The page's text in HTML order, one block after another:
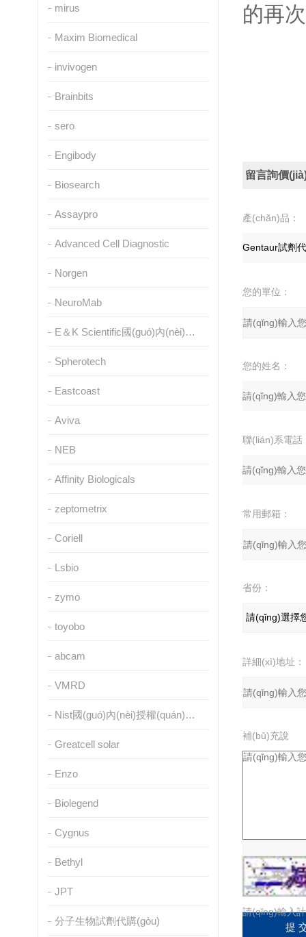
mirus
Maxim Biomedical
invivogen
Brainbits
sero
Engibody
Biosearch
Assaypro
Advanced Cell Diagnostic
Norgen
NeuroMab
E＆K Scientific國(guó)內(nèi)授權(quán)代理
Spherotech
Eastcoast
Aviva
NEB
Affinity Biologicals
zeptometrix
Coriell
Lsbio
zymo
toyobo
abcam
VMRD
Nist國(guó)內(nèi)授權(quán)代理
Greatcell solar
Enzo
Biolegend
Cygnus
Bethyl
JPT
分子生物試劑代購(gòu)
的再次
留言詢價
產(chǎn)品：
您的單位：
您的姓名：
聯(lián)系電話
常用郵箱：
省份：
詳細(xì)地址：
補(bǔ)充說
(shuō)明：
請(qǐng)輸入